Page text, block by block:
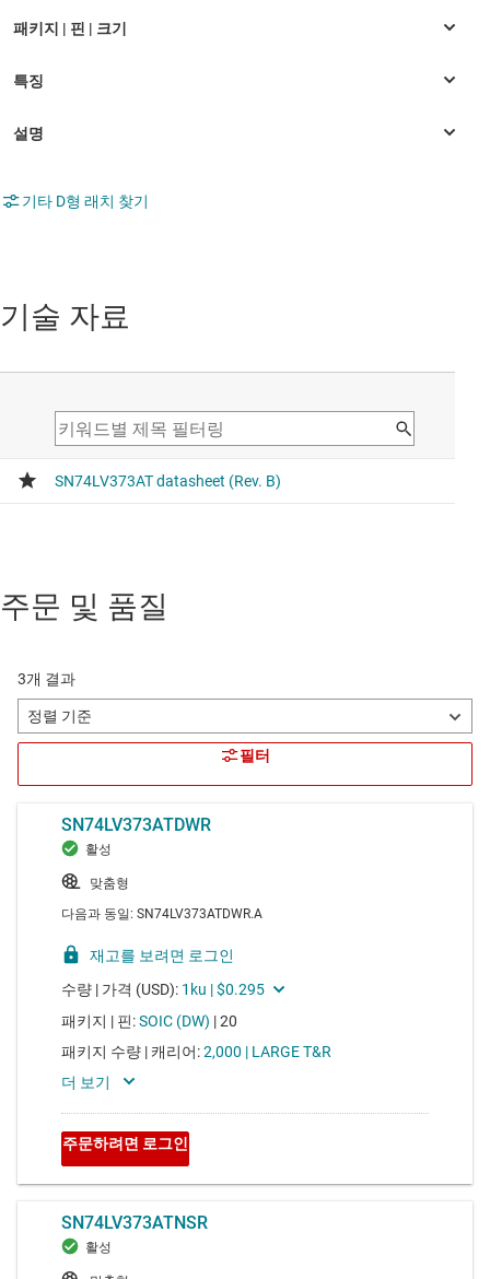
기타 D형 래치 찾기
기술 자료
주문 및 품질